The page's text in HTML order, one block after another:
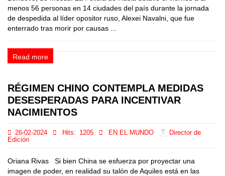
menos 56 personas en 14 ciudades del país durante la jornada
de despedida al líder opositor ruso, Alexei Navalni, que fue
enterrado tras morir por causas ...
Read more
RÉGIMEN CHINO CONTEMPLA MEDIDAS
DESESPERADAS PARA INCENTIVAR
NACIMIENTOS
26-02-2024 Hits: 1205 EN EL MUNDO
Director de
Edición
Oriana Rivas Si bien China se esfuerza por proyectar una
imagen de poder, en realidad su talón de Aquiles está en las